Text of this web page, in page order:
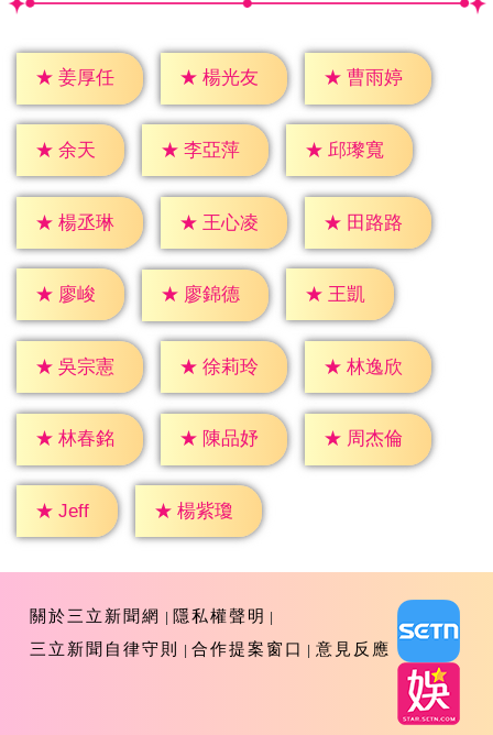
★ 姜厚任 ★ 楊光友 ★ 曹雨婷
★ 余天 ★ 李亞萍 ★ 邱瓈寬
★ 楊丞琳 ★ 王心凌 ★ 田路路
★ 廖峻 ★ 廖錦德 ★ 王凱
★ 吳宗憲 ★ 徐莉玲 ★ 林逸欣
★ 林春銘 ★ 陳品妤 ★ 周杰倫
★ Jeff ★ 楊紫瓊
關於三立新聞網
隱私權聲明
三立新聞自律守則
合作提案窗口 意見反應